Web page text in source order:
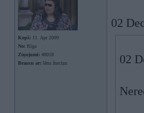
Kopš: 11. Apr 2009
No: Rīga
Ziņojumi: 48018
Braucu ar: lēnu žurciņu
02
02